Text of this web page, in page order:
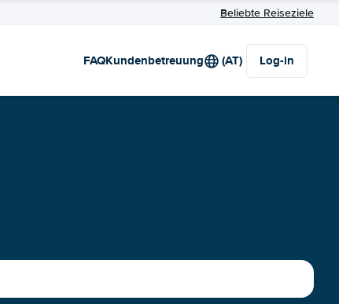
Beliebte Reiseziele
FAQKundenbetreuung (AT) Log-in